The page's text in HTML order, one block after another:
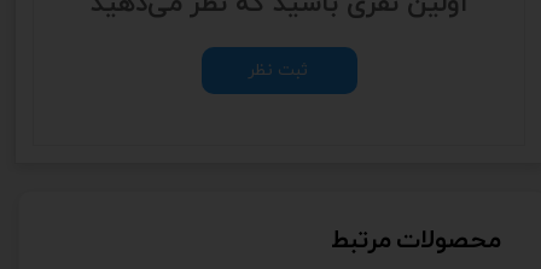
ثبت نظر
محصولات مرتبط